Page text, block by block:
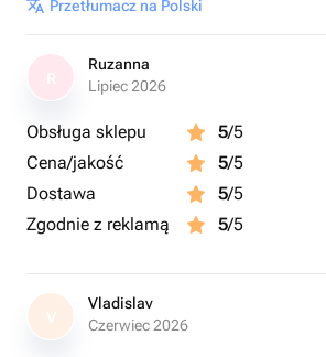
Przetłumacz na Polski
Ruzanna
Lipiec 2026
Obsługa sklepu 5/5
Cena/jakość
5/5
Dostawa
5/5
Zgodnie z reklamą
5/5
V
Vladislav
Czerwiec 2026